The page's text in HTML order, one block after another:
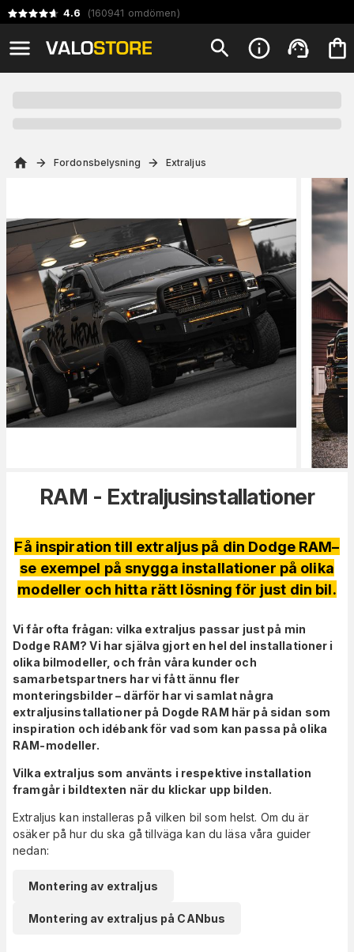
4.6 (160941 omdömen)
Fordonsbelysning Extraljus
RAM - Extraljusinstallationer
Få inspiration till extraljus på din Dodge RAM–
se exempel på snygga installationer på olika
modeller och hitta rätt lösning för just din bil.
Vi får ofta frågan: vilka extraljus passar just på min
Dodge RAM? Vi har själva gjort en hel del installationer i
olika bilmodeller, och från våra kunder och
samarbetspartners har vi fått ännu fler
monteringsbilder – därför har vi samlat några
extraljusinstallationer på Dogde RAM här på sidan som
inspiration och idébank för vad som kan passa på olika
RAM-modeller.
Vilka extraljus som använts i respektive installation
framgår i bildtexten när du klickar upp bilden.
Extraljus kan installeras på vilken bil som helst. Om du är
osäker på hur du ska gå tillväga kan du läsa våra guider
nedan:
Montering av extraljus
Montering av extraljus på CANbus